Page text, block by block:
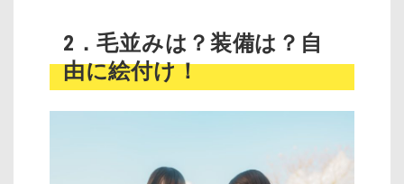
2．毛並みは？装備は？自
由に絵付け！